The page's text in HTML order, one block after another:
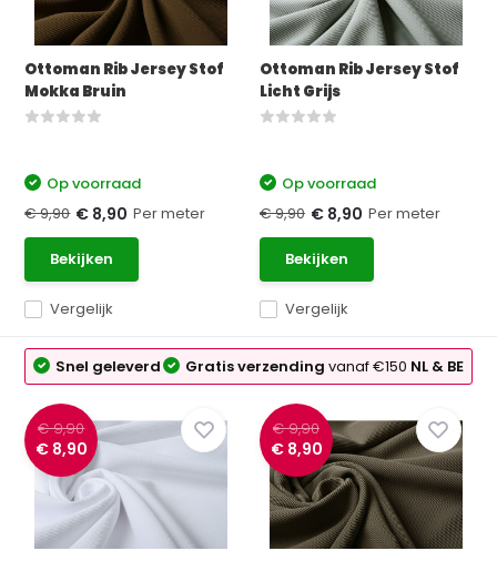
Ottoman Rib Jersey Stof
Mokka Bruin
Vergelijk
Op voorraad
€ 9,90 € 8,90 Per meter
Bekijken
Ottoman Rib Jersey Stof
Licht Grijs
Vergelijk
Op voorraad
€ 9,90 € 8,90 Per meter
Bekijken
Snel geleverd Gratis verzendingvanaf €150 NL & BE
€ 9,90
€ 8,90
€ 9,90
€ 8,90